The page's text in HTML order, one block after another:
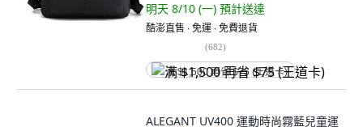
明天 8/10 (一) 預計送達
酷澎直售 ∙ 免運 ∙ 免費退貨
(682)
满 $1,500 再省 $75 (王道卡)
ALEGANT UV400 運動時尚霧藍兒童運